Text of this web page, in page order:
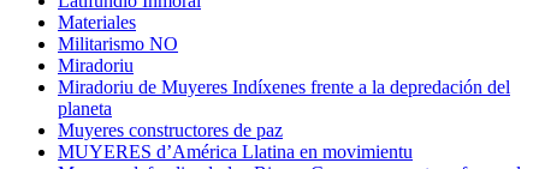
Materiales
Militarismo NO
Miradoriu
Miradoriu de Muyeres Indíxenes frente a la depredación del
planeta
Muyeres constructores de paz
MUYERES d’América Llatina en movimientu